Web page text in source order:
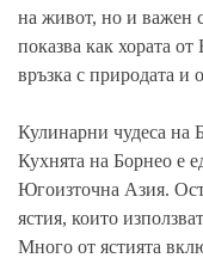
на живот, но и важен
показва как хората
връзка с природата и
Кулинарни чудеса на
Кухнята на Борнео е
Югоизточна Азия.
ястия, които
Много от ястията